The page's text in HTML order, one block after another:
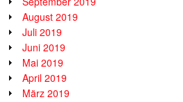
August 2019
Juli 2019
Juni 2019
Mai 2019
April 2019
März 2019